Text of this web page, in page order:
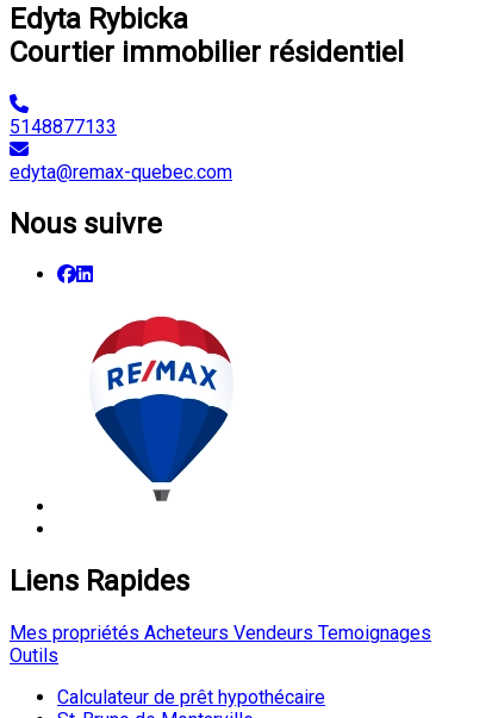
Edyta Rybicka
Courtier immobilier résidentiel
5148877133
edyta@remax-quebec.com
Nous suivre
Liens Rapides
Mes propriétés Acheteurs Vendeurs Temoignages
Outils
Calculateur de prêt hypothécaire